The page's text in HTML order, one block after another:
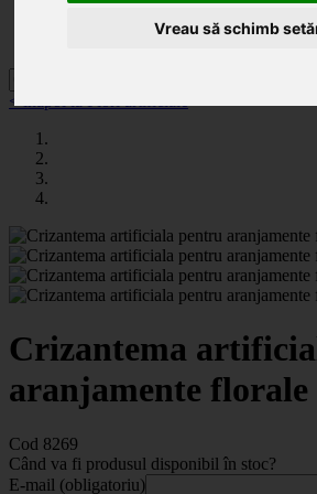
Vreau să schimb
< înapoi la Flori artificiale
Crizantema
aranjamente florale
Cod 8269
Când va fi produsul disponibil în stoc?
E-mail (obligatoriu)